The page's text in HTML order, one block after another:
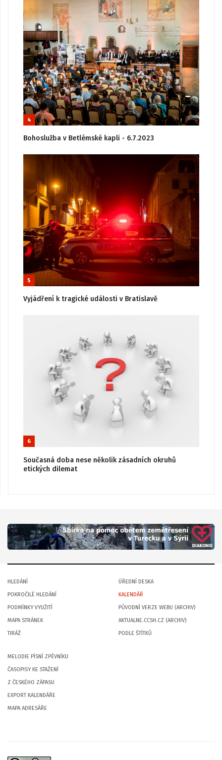
4
Bohoslužba v Betlémské kapli - 6.7.2023
5
Vyjádření k tragické události v Bratislavě
6
Současná doba nese několik zásadních okruhů
etických dilemat
HLEDÁNÍ
POKROČILÉ HLEDÁNÍ
PODMÍNKY VYUŽITÍ
MAPA STRÁNEK
TIRÁŽ
ÚŘEDNÍ DESKA
KALENDÁŘ
PŮVODNÍ VERZE WEBU (ARCHIV)
AKTUALNE.CCSH.CZ (ARCHIV)
PODLE ŠTÍTKŮ
MELODIE PÍSNÍ ZPĚVNÍKU
ČASOPISY KE STAŽENÍ
Z ČESKÉHO ZÁPASU
EXPORT KALENDÁŘE
MAPA ADRESÁŘE